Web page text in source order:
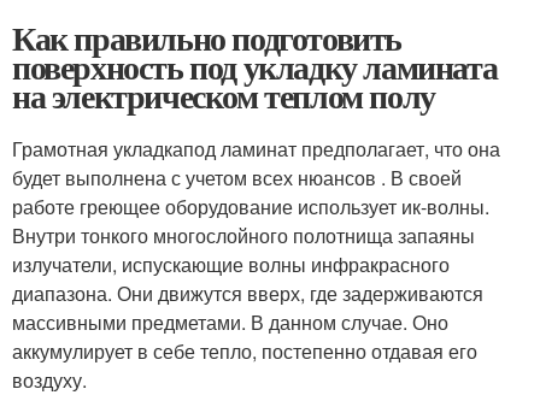
Как правильно подготовить
поверхность под укладку ламината
на электрическом теплом полу
Грамотная укладкапод ламинат предполагает, что она
будет выполнена с учетом всех нюансов . В своей
работе греющее оборудование использует ик-волны.
Внутри тонкого многослойного полотнища запаяны
излучатели, испускающие волны инфракрасного
диапазона. Они движутся вверх, где задерживаются
массивными предметами. В данном случае. Оно
аккумулирует в себе тепло, постепенно отдавая его
воздуху.